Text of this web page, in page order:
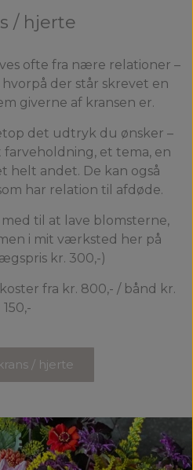
/ hjerte
ofte fra nære relationer –
der står skrevet en
giverne af kransen er.
det udtryk du ønsker –
et tema, en
helt andet. De kan også
har relation til afdøde.
til at lave blomsterne,
i mit værksted her på
kr. 300,-)
fra kr. 800,- / bånd kr.
150,-
/ hjerte